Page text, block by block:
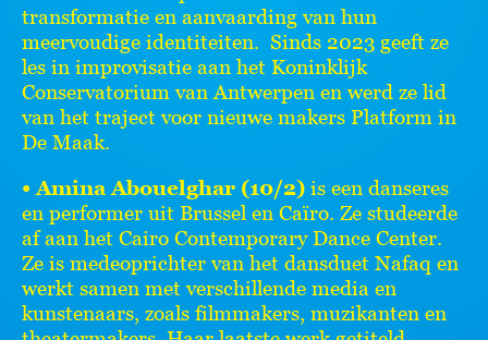
transformatie en aanvaarding van hun
meervoudige identiteiten. Sinds 2023 geeft ze
les in improvisatie aan het Koninklijk
Conservatorium van Antwerpen en werd ze lid
van het traject voor nieuwe makers Platform in
De Maak.
• Amina Abouelghar (10/2) is een danseres
en performer uit Brussel en Caïro. Ze studeerde
af aan het Cairo Contemporary Dance Center.
Ze is medeoprichter van het dansduet Nafaq en
werkt samen met verschillende media en
kunstenaars, zoals filmmakers, muzikanten en